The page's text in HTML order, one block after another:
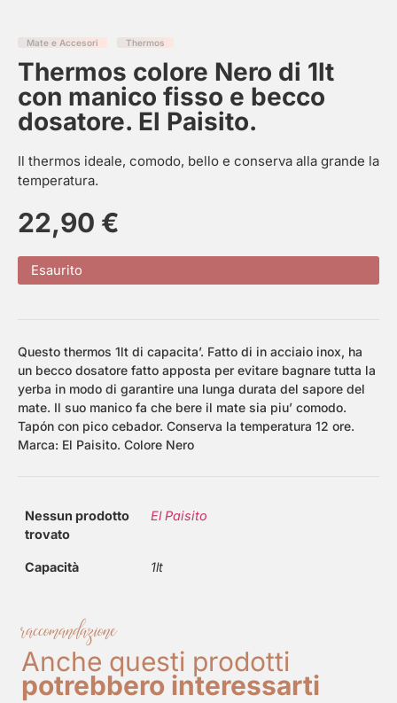
Mate e Accesori Thermos
Thermos colore Nero di 1lt
con manico fisso e becco
dosatore. El Paisito.
Il thermos ideale, comodo, bello e conserva alla grande la
temperatura.
22,90 €
Esaurito
Questo thermos 1lt di capacita’. Fatto di in acciaio inox, ha
un becco dosatore fatto apposta per evitare bagnare tutta la
yerba in modo di garantire una lunga durata del sapore del
mate. Il suo manico fa che bere il mate sia piu’ comodo.
Tapón con pico cebador. Conserva la temperatura 12 ore.
Marca: El Paisito. Colore Nero
Nessun prodotto
trovato
El Paisito
Capacità 1lt
raccomandazione
Anche questi prodotti
potrebbero interessarti